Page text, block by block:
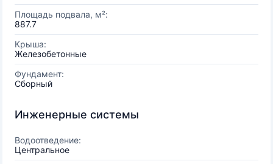
Площадь подвала, м²:
887.7
Крыша:
Железобетонные
Фундамент:
Сборный
Инженерные системы
Водоотведение:
Центральное